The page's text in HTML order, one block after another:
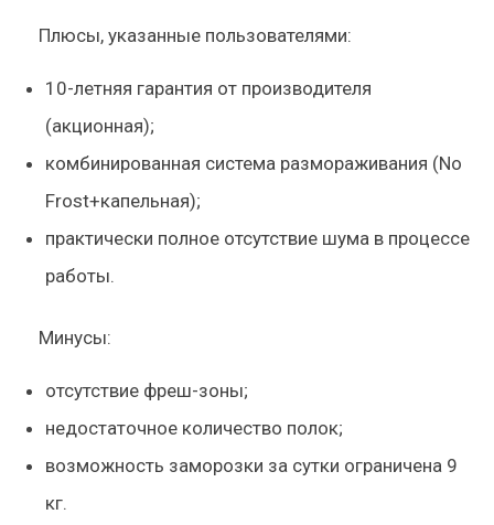
Плюсы, указанные пользователями:
10-летняя гарантия от производителя
(акционная);
комбинированная система размораживания (No
Frost+капельная);
практически полное отсутствие шума в процессе
работы.
Минусы:
отсутствие фреш-зоны;
недостаточное количество полок;
возможность заморозки за сутки ограничена 9
кг.